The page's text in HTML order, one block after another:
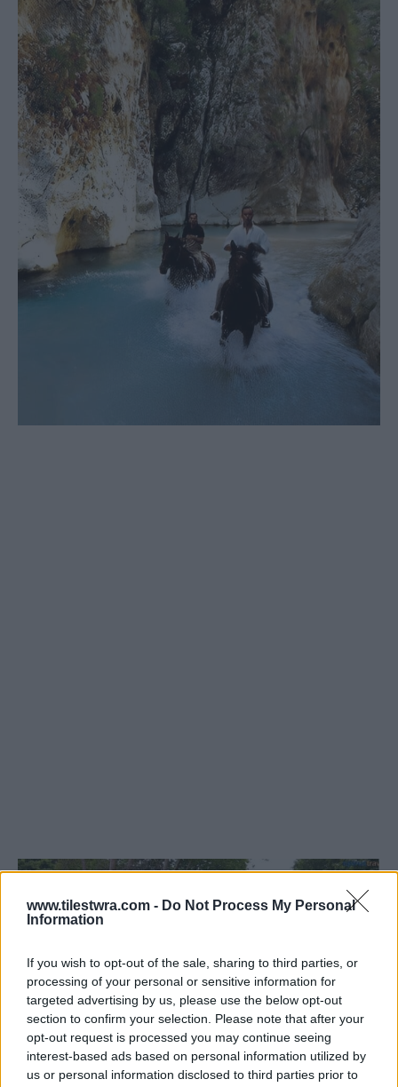
www.tilestwra.com - Do Not Process My Personal
Information
If you wish to opt-out of the sale, sharing to third parties, or
processing of your personal or sensitive information for
targeted advertising by us, please use the below opt-out
section to confirm your selection. Please note that after your
opt-out request is processed you may continue seeing
interest-based ads based on personal information utilized by
us or personal information disclosed to third parties prior to